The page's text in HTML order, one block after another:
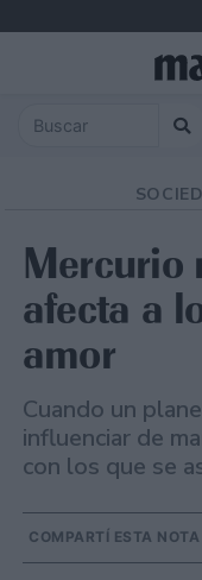
Mercurio
afecta a
amor
Cuando un
influenciar de
con los que se
COMPARTÍ ESTA NOTA